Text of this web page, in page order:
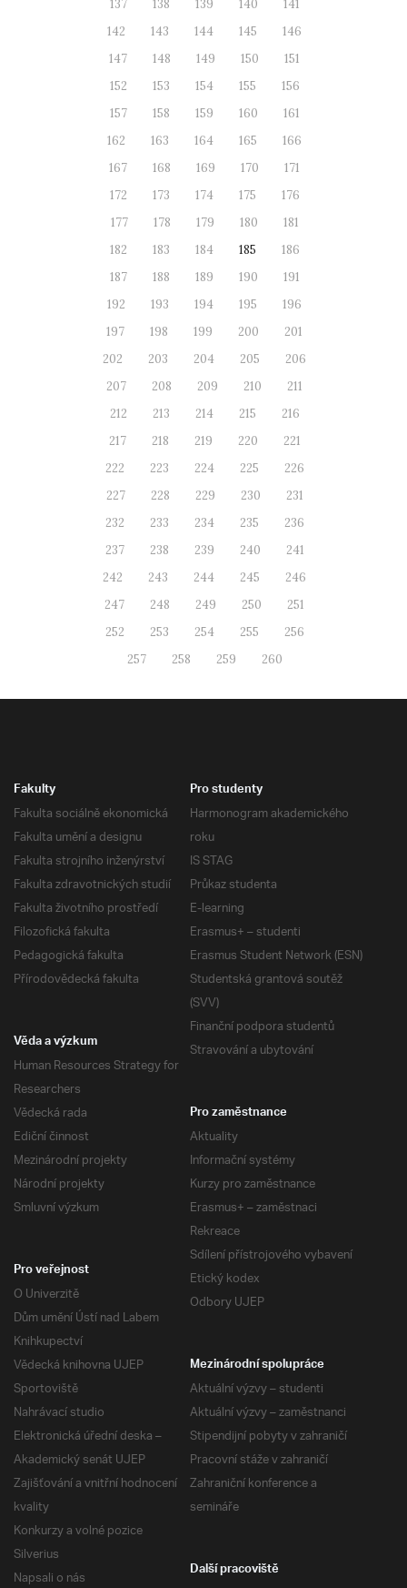
137
138 139 140
141
142
143 144 145
146
147
148 149 150
151
152
153 154 155
156
157
158 159 160
161
162
163 164 165
166
167
168 169 170
171
172
173 174 175
176
177
178 179 180
181
182
183 184 185
186
187
188 189 190
191
192
193 194 195
196
197
198 199 200
201
202
203 204 205
206
207
208 209 210
211
212
213 214 215
216
217
218 219 220
221
222
223 224 225
226
227
228 229 230
231
232
233 234 235
236
237
238 239 240
241
242
243 244 245
246
247
248 249 250
251
252
253 254 255
256
257
258 259 260
Fakulty
Fakulta sociálně ekonomická
Fakulta umění a designu
Fakulta strojního inženýrství
Fakulta zdravotnických studií
Fakulta životního prostředí
Filozofická fakulta
Pedagogická fakulta
Přírodovědecká fakulta
Pro studenty
Harmonogram akademického
roku
IS STAG
Průkaz studenta
E-learning
Erasmus+ – studenti
Erasmus Student Network (ESN)
Studentská grantová soutěž
(SVV)
Finanční podpora studentů
Stravování a ubytování
Věda a výzkum
Human Resources Strategy for
Researchers
Vědecká rada
Ediční činnost
Mezinárodní projekty
Národní projekty
Smluvní výzkum
Pro zaměstnance
Aktuality
Informační systémy
Kurzy pro zaměstnance
Erasmus+ – zaměstnaci
Rekreace
Sdílení přístrojového vybavení
Etický kodex
Odbory UJEP
Pro veřejnost
O Univerzitě
Dům umění Ústí nad Labem
Knihkupectví
Vědecká knihovna UJEP
Sportoviště
Nahrávací studio
Elektronická úřední deska –
Akademický senát UJEP
Zajišťování a vnitřní hodnocení
kvality
Konkurzy a volné pozice
Silverius
Napsali o nás
Mezinárodní spolupráce
Aktuální výzvy – studenti
Aktuální výzvy – zaměstnanci
Stipendijní pobyty v zahraničí
Pracovní stáže v zahraničí
Zahraniční konference a
semináře
Další pracoviště